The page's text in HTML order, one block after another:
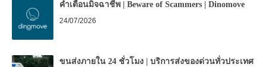
คำเตือนมิจฉาชีพ | Beware of Scammers | Dinomove
24/07/2026
ขนส่งภายใน 24 ชั่วโมง | บริการส่งของด่วนทั่วประเทศ